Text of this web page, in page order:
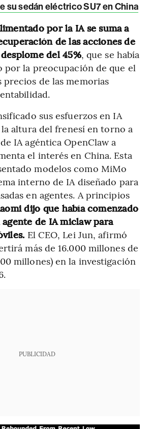
su sedán eléctrico SU7 en China
por la IA se suma a
de las acciones de
del 45%, que se había
por la preocupación de que el
de las memorias
sus esfuerzos en IA
altura del frenesí en torno a
IA agéntica OpenClaw a
el interés en China. Esta
modelos como MiMo
interno de IA diseñado para
en agentes. A principios
dijo que había comenzado
de IA miclaw para
El CEO, Lei Jun, afirmó
más de 16.000 millones de
millones) en la investigación
PUBLICIDAD